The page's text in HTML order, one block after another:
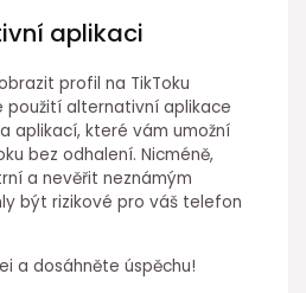
aplikaci
profil na TikToku
použití alternativní aplikace
aplikací, které vám umožní
bez odhalení. Nicméně,
a nevěřit neznámým
být rizikové pro váš telefon
a dosáhněte úspěchu!